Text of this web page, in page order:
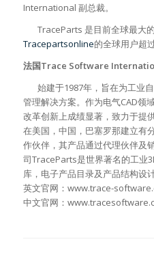
International 副总裁。
TraceParts 是目前全球最大的
Tracepartsonline的全球用户超
法国Trace Software
始建于1987年，旨在为工业
管理解决方案。作为电气CAD领
改革创新上成绩显著，致力于提
在美国，中国，巴塞罗那建立有
作伙伴，其产品通过代理伙伴及
司TraceParts是世界著名的工业
库，电子产品目录及产品结构设
英文官网：www.trace-
中文官网：